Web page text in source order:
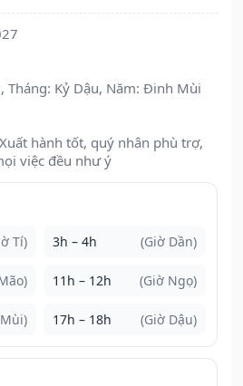
Tháng: Kỷ Dậu, Năm: Đinh Mùi
Xuất hành tốt, quý nhân phù trợ,
việc đều như ý
Tí) 3h – 4h (Giờ Dần)
11h – 12h (Giờ Ngọ)
17h – 18h (Giờ Dậu)